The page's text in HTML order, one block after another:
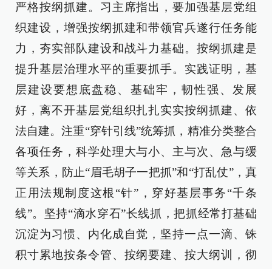
严格按纲抓建。习主席指出，要加强基层党组
织建设，增强按纲抓建和带领官兵遂行任务能
力，夯实部队建设和战斗力基础。按纲抓建是
提升基层治理水平的重要抓手。实践证明，基
层建设要想底盘稳、基础牢，韧性强、发展
好，离不开基层党组织扎扎实实按纲抓建、依
法自建。注重“穿针引线”统筹抓，精准分类整合
各项任务，科学处理大与小、主与次、急与缓
等关系，防止“眉毛胡子一把抓”和“打乱仗”，真
正用法规制度这根“针”，穿好基层事务“千条
线”。坚持“滴水穿石”长线抓，把抓经常打基础
沉淀为习惯、内化成自觉，坚持一点一滴、铢
积寸累地按条令管、按纲要建、按大纲训，彻